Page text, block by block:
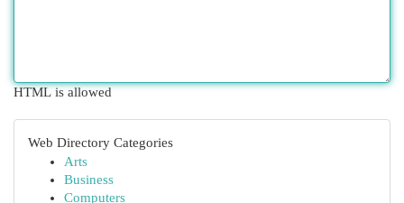
HTML is allowed
Web Directory Categories
Arts
Business
Computers